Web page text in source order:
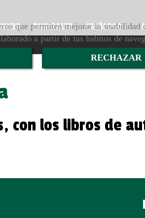
que permiten mejorar la
a partir de tus hábitos de
RECHAZAR
RUBIRALTA CATÁLOGO
con los libros de